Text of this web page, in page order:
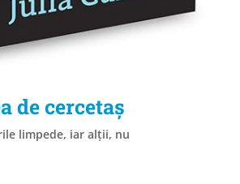
de cercetaș
limpede, iar alţii, nu